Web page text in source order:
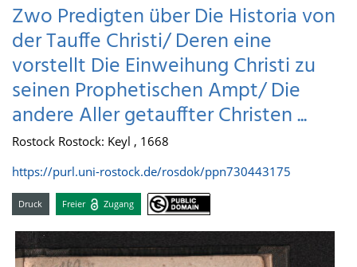
Zwo Predigten über Die Historia von
der Tauffe Christi/ Deren eine
vorstellt Die Einweihung Christi zu
seinen Prophetischen Ampt/ Die
andere Aller getauffter Christen ...
Rostock Rostock: Keyl , 1668
https://purl.uni-rostock.de/rosdok/ppn730443175
Druck Freier Zugang